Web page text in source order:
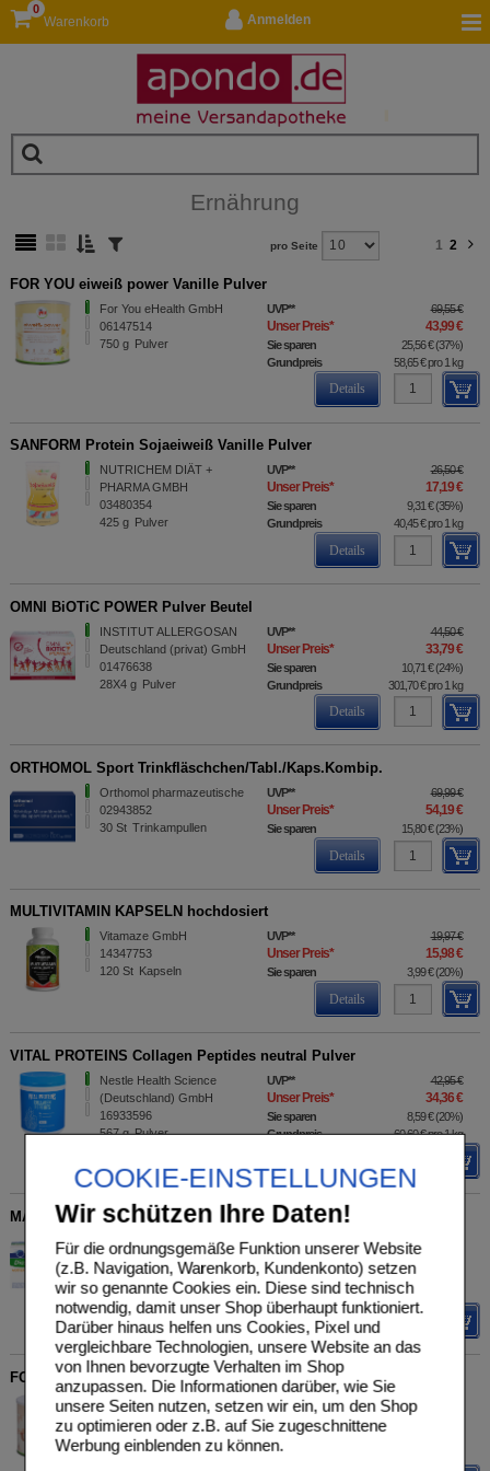
COOKIE-EINSTELLUNGEN
Wir schützen Ihre Daten!
Für die ordnungsgemäße Funktion unserer Website
(z.B. Navigation, Warenkorb, Kundenkonto) setzen
wir so genannte Cookies ein. Diese sind technisch
notwendig, damit unser Shop überhaupt funktioniert.
Darüber hinaus helfen uns Cookies, Pixel und
vergleichbare Technologien, unsere Website an das
von Ihnen bevorzugte Verhalten im Shop
anzupassen. Die Informationen darüber, wie Sie
unsere Seiten nutzen, setzen wir ein, um den Shop
zu optimieren oder z.B. auf Sie zugeschnittene
Werbung einblenden zu können.
Anmelden
Warenkorb
0
Ernährung
pro Seite 1 2
FOR YOU eiweiß power Vanille Pulver
For You eHealth GmbH
06147514
750 g Pulver
UVP** 69,55 €
Unser Preis* 43,99 €
Sie sparen 25,56 € (37%)
Grundpreis
58,65 €pro 1 kg
Details
SANFORM Protein Sojaeiweiß Vanille Pulver
NUTRICHEM DIÄT +
PHARMA GMBH
03480354
425 g Pulver
UVP** 26,50 €
Unser Preis* 17,19 €
Sie sparen 9,31 € (35%)
Grundpreis
40,45 €pro 1 kg
Details
OMNI BiOTiC POWER Pulver Beutel
INSTITUT ALLERGOSAN
Deutschland (privat) GmbH
01476638
28X4 g Pulver
UVP** 44,50 €
Unser Preis* 33,79 €
Sie sparen 10,71 € (24%)
Grundpreis
301,70 €pro 1 kg
Details
ORTHOMOL Sport Trinkfläschchen/Tabl./Kaps.Kombip.
Orthomol pharmazeutische
02943852
30 St Trinkampullen
UVP** 69,99 €
Unser Preis* 54,19 €
Sie sparen 15,80 € (23%)
Details
MULTIVITAMIN KAPSELN hochdosiert
Vitamaze GmbH
14347753
120 St Kapseln
UVP** 19,97 €
Unser Preis* 15,98 €
Sie sparen 3,99 € (20%)
Details
VITAL PROTEINS Collagen Peptides neutral Pulver
Nestle Health Science
(Deutschland) GmbH
16933596
567g Pulver
UVP** 42,95 €
Unser Preis* 34,36 €
Sie sparen 8,59 € (20%)
Grundpreis
60,60 €pro 1 kg
MAGNESIUM DIASPORAL 400 Extra direkt Granulat
Protina Pharmazeutische
GmbH
08402436
50St Granulat
UVP
Unser Preis *
Sie sparen 6,15 €
Details
FOR YOU eiweiß power Schoko Pulver
For You eHealth GmbH
06944920
Pulver
UVP**
Unser Preis *
Sie sparen
Grundpreis